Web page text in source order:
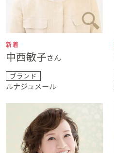
新着
中西敏子さん
ブランド
ルナジュメール